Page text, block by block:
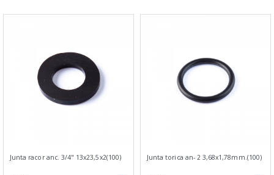
Junta racor anc. 3/4" 13x23,5x2(100) Junta torica an- 2 3,68x1,78mm.(100)